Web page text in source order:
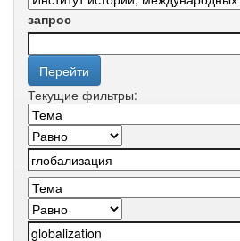
запрос
Текущие фильтры: